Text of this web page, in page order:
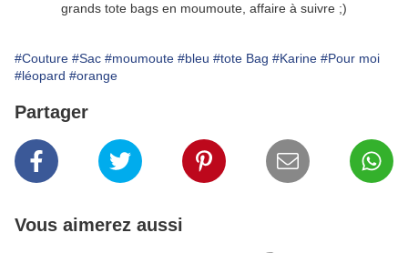
grands tote bags en moumoute, affaire à suivre ;)
#Couture #Sac #moumoute #bleu #tote Bag #Karine #Pour moi
#léopard #orange
Partager
Vous aimerez aussi